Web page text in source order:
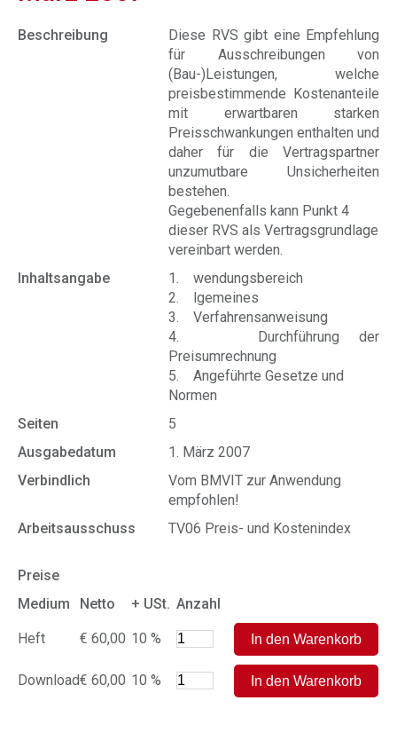
Beschreibung
Diese RVS gibt eine Empfehlung
für Ausschreibungen von
(Bau-)Leistungen, welche
preisbestimmende Kostenanteile
mit erwartbaren starken
Preisschwankungen enthalten und
daher für die Vertragspartner
unzumutbare Unsicherheiten
bestehen.
Gegebenenfalls kann Punkt 4
dieser RVS als Vertragsgrundlage
vereinbart werden.
Inhaltsangabe
1. wendungsbereich
2. lgemeines
3. Verfahrensanweisung
4. Durchführung der
Preisumrechnung
5. Angeführte Gesetze und
Normen
Seiten
5
Ausgabedatum
1. März 2007
Verbindlich
Vom BMVIT zur Anwendung
empfohlen!
Arbeitsausschuss
TV06 Preis- und Kostenindex
Preise
Medium
Netto + USt. Anzahl
Heft € 60,00 10 %
Download€ 60,00 10 %